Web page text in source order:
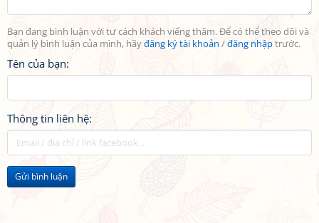
Bạn đang bình luận với tư cách khách viếng thăm. Để có thể theo dõi và
quản lý bình luận của mình, hãyđăng ký tài khoản /đăng nhậptrước.
Tên của bạn:
Thông tin liên hệ:
Gửi bình luận